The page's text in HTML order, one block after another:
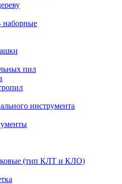
наборные
пил
инструмента
(тип КЛТ и КЛО)